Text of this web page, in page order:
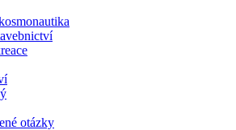
otázky